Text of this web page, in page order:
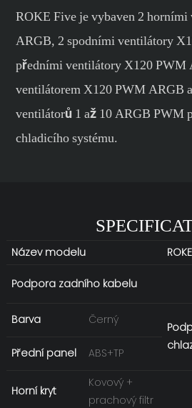
ROKE Five je vybaven 2
ARGB, 2 spodními ventilátory
předními ventilátory X120 PWM
ventilátorem X120 PWM ARGB
ventilátorů 1 až 10 ARGB PWM
chladicího systému.
Název modelu
Podpora zadního kabelu
Barva Černý
Přední panel ABS+TP
Horní kryt
Kovový +
prachový filtr